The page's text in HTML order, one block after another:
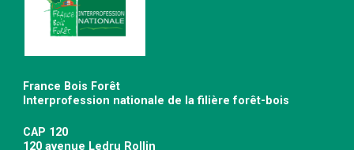
France Bois Forêt
Interprofession nationale de la filière forêt-bois
CAP 120
120 avenue Ledru Rollin